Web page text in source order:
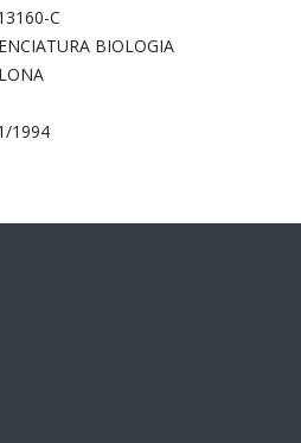
C
BIOLOGIA
1994